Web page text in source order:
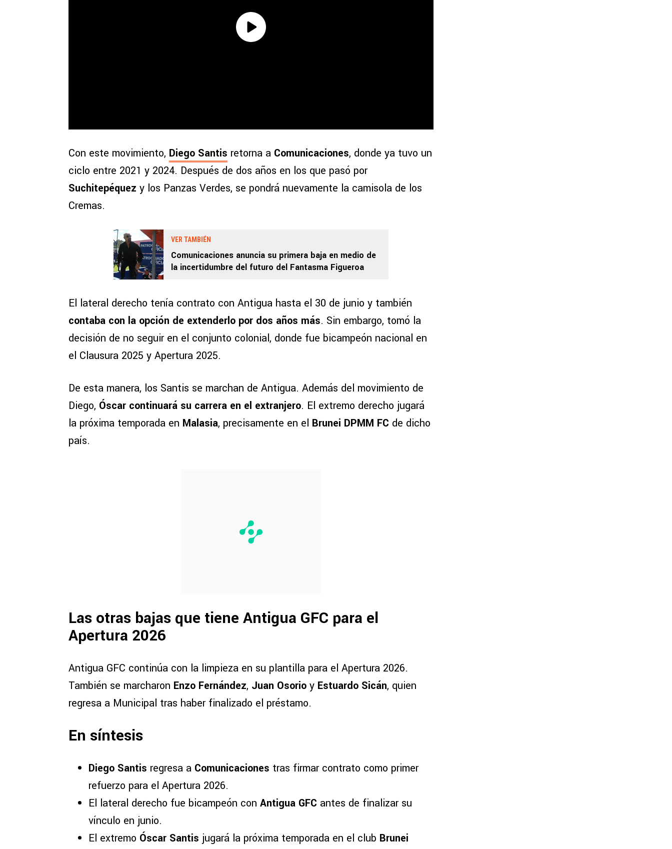
Con este movimiento, Diego Santis retorna a Comunicaciones, donde ya tuvo un
ciclo entre 2021 y 2024. Después de dos años en los que pasó por
Suchitepéquez y los Panzas Verdes, se pondrá nuevamente la camisola de los
Cremas.
VER TAMBIÉN
Comunicaciones anuncia su primera baja en medio de
la incertidumbre del futuro del Fantasma Figueroa
El lateral derecho tenía contrato con Antigua hasta el 30 de junio y también
contaba con la opción de extenderlo por dos años más. Sin embargo, tomó la
decisión de no seguir en el conjunto colonial, donde fue bicampeón nacional en
el Clausura 2025 y Apertura 2025.
De esta manera, los Santis se marchan de Antigua. Además del movimiento de
Diego, Óscar continuará su carrera en el extranjero. El extremo derecho jugará
la próxima temporada en Malasia, precisamente en el Brunei DPMM FC de dicho
país.
Las otras bajas que tiene Antigua GFC para el
Apertura 2026
Antigua GFC continúa con la limpieza en su plantilla para el Apertura 2026.
También se marcharon Enzo Fernández, Juan Osorio y Estuardo Sicán, quien
regresa a Municipal tras haber finalizado el préstamo.
En síntesis
Diego Santis regresa a Comunicaciones tras firmar contrato como primer
refuerzo para el Apertura 2026.
El lateral derecho fue bicampeón con Antigua GFC antes de finalizar su
vínculo en junio.
El extremo Óscar Santis jugará la próxima temporada en el club Brunei